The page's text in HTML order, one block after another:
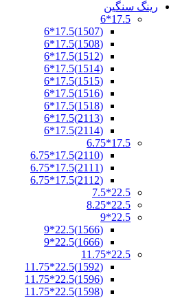
رینگ سنگین
17.5*6
(1507)17.5*6
(1508)17.5*6
(1512)17.5*6
(1514)17.5*6
(1515)17.5*6
(1516)17.5*6
(1518)17.5*6
(2113)17.5*6
(2114)17.5*6
17.5*6.75
(2110)17.5*6.75
(2111)17.5*6.75
(2112)17.5*6.75
22.5*7.5
22.5*8.25
22.5*9
(1566)22.5*9
(1666)22.5*9
22.5*11.75
(1592)22.5*11.75
(1596)22.5*11.75
(1598)22.5*11.75